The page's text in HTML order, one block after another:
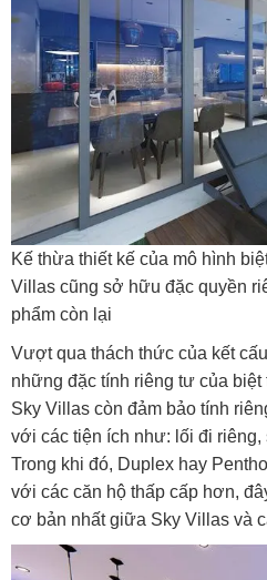
Kế thừa thiết kế của mô hình
Villas cũng sở hữu đặc quyền
phẩm còn lại
Vượt qua thách thức của kết
những đặc tính riêng tư của
Sky Villas còn đảm bảo tính
với các tiện ích như: lối đi riêng,
Trong khi đó, Duplex hay
với các căn hộ thấp cấp hơn,
cơ bản nhất giữa Sky Villas và